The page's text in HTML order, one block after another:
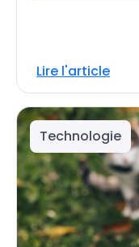
Lire l'article
Technologie